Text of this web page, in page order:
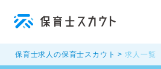
保育士求人の保育士スカウト 求人一覧